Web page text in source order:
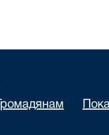
Громадянам